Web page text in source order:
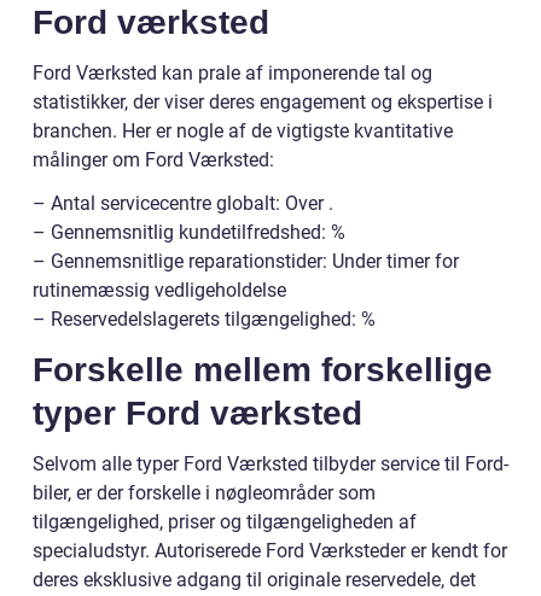
Ford værksted
Ford Værksted kan prale af imponerende tal og
statistikker, der viser deres engagement og ekspertise i
branchen. Her er nogle af de vigtigste kvantitative
målinger om Ford Værksted:
– Antal servicecentre globalt: Over .
– Gennemsnitlig kundetilfredshed: %
– Gennemsnitlige reparationstider: Under timer for
rutinemæssig vedligeholdelse
– Reservedelslagerets tilgængelighed: %
Forskelle mellem forskellige
typer Ford værksted
Selvom alle typer Ford Værksted tilbyder service til Ford-
biler, er der forskelle i nøgleområder som
tilgængelighed, priser og tilgængeligheden af
specialudstyr. Autoriserede Ford Værksteder er kendt for
deres eksklusive adgang til originale reservedele, det